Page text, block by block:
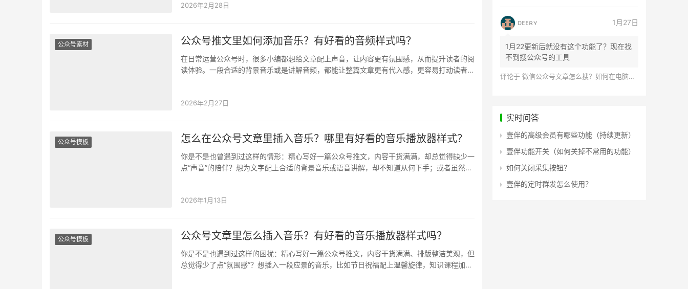
2026年2月28日
公众号素材 公众号推文里如何添加音乐？有好看的音频样式吗？
在日常运营公众号时，很多小编都想给文章配上声音，让内容更有氛围感，从而提升读者的阅
读体验。一段合适的背景音乐或是讲解音频，都能让整篇文章更有代入感，更容易打动读者。
2026年2月27日
公众号模板 怎么在公众号文章里插入音乐？哪里有好看的音乐播放器样式？
你是不是也曾遇到过这样的情形：精心写好一篇公众号推文，内容干货满满，却总觉得缺少一
点“声音”的陪伴？想为文字配上合适的背景音乐或语音讲解，却不知道从何下手；或者虽然找
2026年1月13日
公众号模板 公众号文章里怎么插入音乐？有好看的音乐播放器样式吗？
你是不是也遇到过这样的困扰：精心写好一篇公众号推文，内容干货满满、排版整洁美观，但
总觉得少了点“氛围感”？想插入一段应景的音乐，比如节日祝福配上温馨旋律，知识课程加上
ᴅᴇᴇʀʏ 1月27日
1月22更新后就没有这个功能了？现在找
不到搜公众号的工具
评论于 微信公众号文章怎么搜？如何在电脑上搜索公众号文章？
实时问答
壹伴的高级会员有哪些功能（持续更新）
壹伴功能开关（如何关掉不常用的功能）
如何关闭采集按钮？
壹伴的定时群发怎么使用？